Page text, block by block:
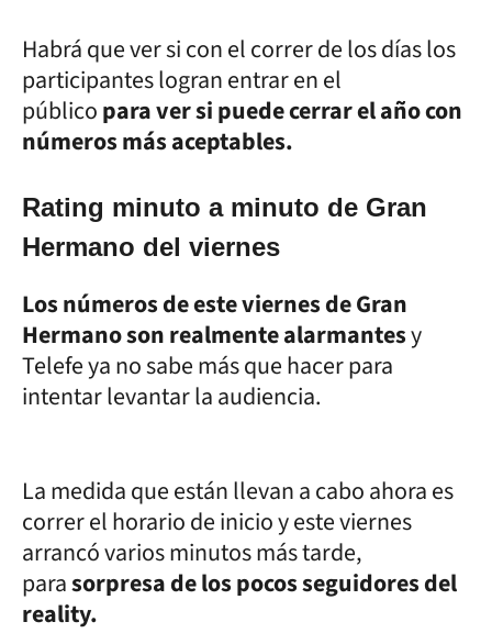
Habrá que ver si con el correr de los días los
participantes logran entrar en el
públicopara ver si puede cerrar el año con
números más aceptables.
Rating minuto a minuto de Gran
Hermano del viernes
Los números de este viernes de Gran
Hermano son realmente alarmantesy
Telefe ya no sabe más que hacer para
intentar levantar la audiencia.
La medida que están llevan a cabo ahora es
correr el horario de inicio y este viernes
arrancó varios minutos más tarde,
parasorpresa de los pocos seguidores del
reality.